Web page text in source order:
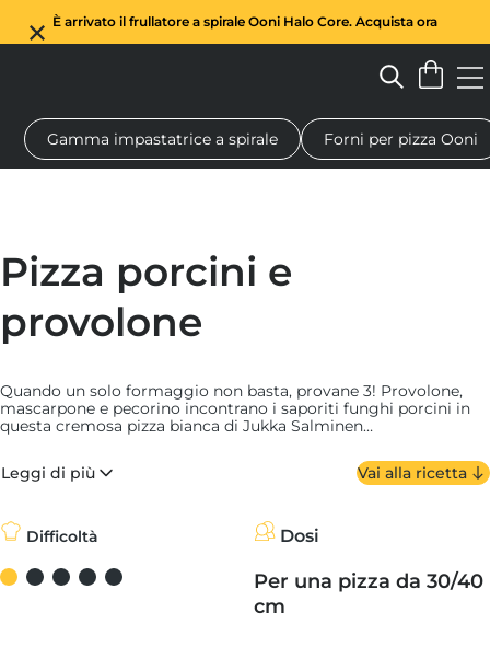
È arrivato il frullatore a spirale Ooni Halo Core. Acquista ora
nera
ardesia
Forno a legna per pizza Impastatrice a spirale Regali
Gamma impastatrice a spirale Forni per pizza Ooni
Pizza porcini e
provolone
Quando un solo formaggio non basta, provane 3! Provolone,
mascarpone e pecorino incontrano i saporiti funghi porcini in
questa cremosa pizza bianca di Jukka Salminen
fresco tritato e pepe nero macinato, questa pizza è una vera
delizia.
Leggi di più Vai alla ricetta
Difficoltà Dosi
Per una pizza da 30/40
cm